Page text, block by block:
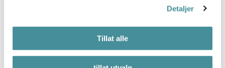
Detaljer
Tillat alle
omstillingsprosess gjør deg også sårbar for stress.
mølla.
Så mange kvinner jeg møter i coaching for stress